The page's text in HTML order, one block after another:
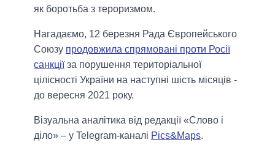
як боротьба з тероризмом.
Нагадаємо, 12 березня Рада Європейського
Союзу продовжила спрямовані проти Росії
санкціїза порушення територіальної
цілісності України на наступні шість місяців -
до вересня 2021 року.
Візуальна аналітика від редакції «Слово і
діло» – у Telegram-каналі Pics&Maps.